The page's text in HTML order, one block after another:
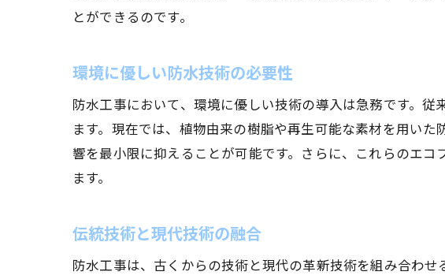
耐
施工
長期
建物の持
とができるのです。
環境に優しい防水技術の必要性
防水工事において、環境に優しい技術の導入は急務です。
ます。現在では、植物由来の樹脂や再生可能な素材を用い
響を最小限に抑えることが可能です。さらに、これらのエ
ます。
伝統技術と現代技術の融合
防水工事は、古くからの技術と現代の革新技術を組み合わ